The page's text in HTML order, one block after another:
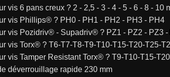
pour vis 6 pans creux ? 2 - 2,5 - 3 - 4 - 5 - 6 - 8 - 10
pour vis Phillips® ? PH0 - PH1 - PH2 - PH3 - PH4
pour vis Pozidriv® - Supadriv® ? PZ1 - PZ2 - PZ3
pour vis Torx® ? T6-T7-T8-T9-T10-T15-T20-T25-
pour vis Tamper Resistant Torx® ? T9-T10-T15-
de déverrouillage rapide 230 mm